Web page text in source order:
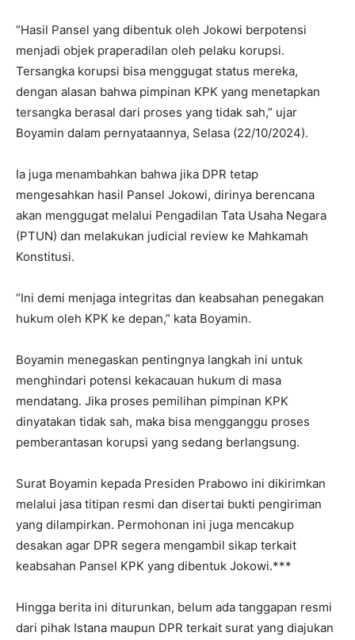
“Hasil Pansel yang dibentuk oleh Jokowi berpotensi
menjadi objek praperadilan oleh pelaku korupsi.
Tersangka korupsi bisa menggugat status mereka,
dengan alasan bahwa pimpinan KPK yang menetapkan
tersangka berasal dari proses yang tidak sah,” ujar
Boyamin dalam pernyataannya, Selasa (22/10/2024).
Ia juga menambahkan bahwa jika DPR tetap
mengesahkan hasil Pansel Jokowi, dirinya berencana
akan menggugat melalui Pengadilan Tata Usaha Negara
(PTUN) dan melakukan judicial review ke Mahkamah
Konstitusi.
“Ini demi menjaga integritas dan keabsahan penegakan
hukum oleh KPK ke depan,” kata Boyamin.
Boyamin menegaskan pentingnya langkah ini untuk
menghindari potensi kekacauan hukum di masa
mendatang. Jika proses pemilihan pimpinan KPK
dinyatakan tidak sah, maka bisa mengganggu proses
pemberantasan korupsi yang sedang berlangsung.
Surat Boyamin kepada Presiden Prabowo ini dikirimkan
melalui jasa titipan resmi dan disertai bukti pengiriman
yang dilampirkan. Permohonan ini juga mencakup
desakan agar DPR segera mengambil sikap terkait
keabsahan Pansel KPK yang dibentuk Jokowi.***
Hingga berita ini diturunkan, belum ada tanggapan resmi
dari pihak Istana maupun DPR terkait surat yang diajukan